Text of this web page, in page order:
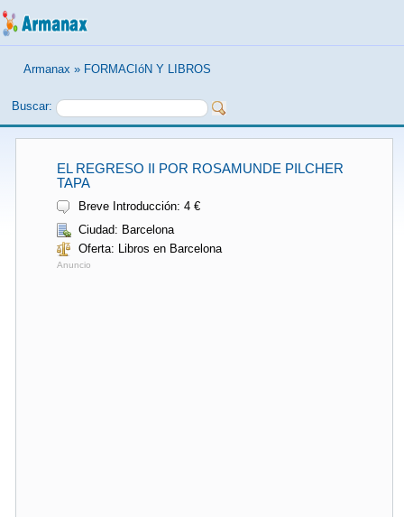
Armanax » FORMACIóN Y LIBROS
Buscar:
EL REGRESO II POR ROSAMUNDE PILCHER
TAPA
Breve Introducción: 4 €
Ciudad: Barcelona
Oferta: Libros en Barcelona
Anuncio